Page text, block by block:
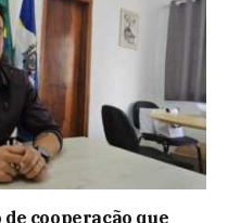
cooperação que